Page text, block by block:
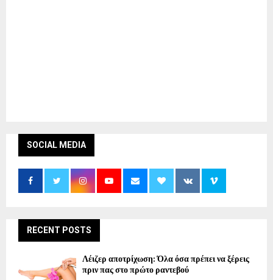
SOCIAL MEDIA
RECENT POSTS
Λέιζερ αποτρίχωση: Όλα όσα πρέπει να ξέρεις
πριν πας στο πρώτο ραντεβού